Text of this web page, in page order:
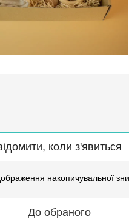
коли з'явиться
накопичувальної
До обраного